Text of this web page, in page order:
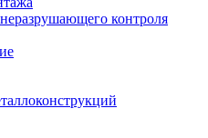
контроля